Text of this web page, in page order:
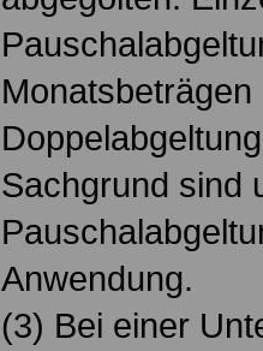
Sachgrund sind
Anwendung.
(3) Bei einer